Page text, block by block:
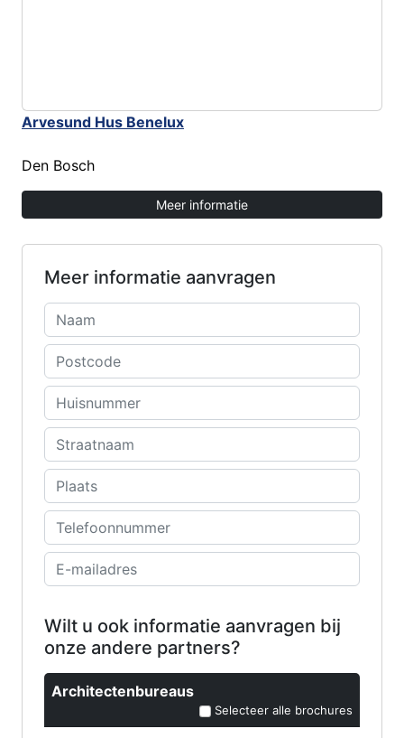
Arvesund Hus Benelux
Den Bosch
Meer informatie
Meer informatie aanvragen
Wilt u ook informatie aanvragen bij
onze andere partners?
Architectenbureaus
Selecteer alle brochures